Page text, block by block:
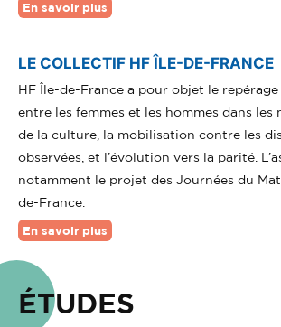
En savoir plus
LE COLLECTIF HF ÎLE-DE-FRANCE
HF Île-de-France a pour objet le
entre les femmes et les hommes dans les
de la culture, la mobilisation contre les
observées, et l’évolution vers la parité.
notamment le projet des Journées du
de-France.
En savoir plus
ÉTUDES